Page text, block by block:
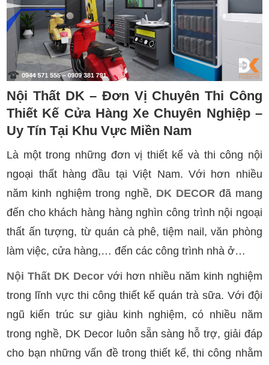
Nội Thất DK – Đơn Vị Chuyên Thi Công
Thiết Kế Cửa Hàng Xe Chuyên Nghiệp –
Uy Tín Tại Khu Vực Miền Nam
Là một trong những đơn vị thiết kế và thi công nội
ngoại thất hàng đầu tại Việt Nam. Với hơn nhiều
năm kinh nghiệm trong nghề, DK DECOR đã mang
đến cho khách hàng hàng nghìn công trình nội ngoại
thất ấn tượng, từ quán cà phê, tiệm nail, văn phòng
làm việc, cửa hàng,… đến các công trình nhà ở…
Nội Thất DK Decor với hơn nhiều năm kinh nghiệm
trong lĩnh vực thi công thiết kế quán trà sữa. Với đội
ngũ kiến trúc sư giàu kinh nghiệm, có nhiều năm
trong nghề, DK Decor luôn sẵn sàng hỗ trợ, giải đáp
cho bạn những vấn đề trong thiết kế, thi công nhằm